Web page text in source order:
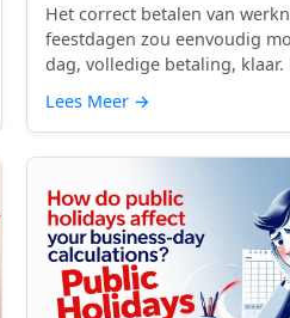
Het correct betalen van
feestdagen zou eenvoudig
dag, volledige betaling, klaar.
Lees Meer →